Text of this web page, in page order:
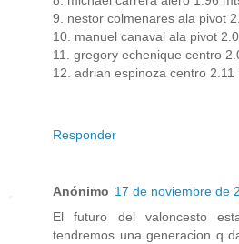
9. nestor colmenares ala pivot
10. manuel canaval ala pivot
11. gregory echenique centro
12. adrian espinoza centro 2.11
Responder
Anónimo 17 de noviembre de
El futuro del valoncesto
tendremos una generacion q